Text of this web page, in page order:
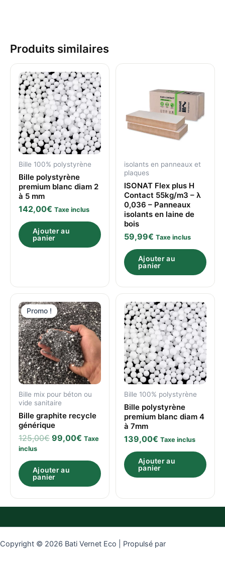
Produits similaires
Bille 100% polystyrène
Bille polystyrène
premium blanc diam 2
à 5 mm
142,00€ Taxe inclus
Ajouter au
panier
isolants en panneaux et
plaques
ISONAT Flex plus H
Contact 55kg/m3 – λ
0,036 – Panneaux
isolants en laine de
bois
59,99€ Taxe inclus
Ajouter au
panier
Promo !
Promo !
Bille mix pour béton ou
vide sanitaire
Bille graphite recycle
générique
125,00€
prix
initial
était :
125,00€.
99,00€
prix
actuel
est :
99,00€.
Taxe
inclus
Ajouter au
panier
Bille 100% polystyrène
Bille polystyrène
premium blanc diam 4
à 7mm
139,00€ Taxe inclus
Ajouter au
panier
Copyright © 2026 Bati Vernet Eco | Propulsé par